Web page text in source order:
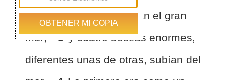
vientos del cielo agitaban el gran
mar;
3 y cuatro bestias enormes,
diferentes unas de otras, subían del